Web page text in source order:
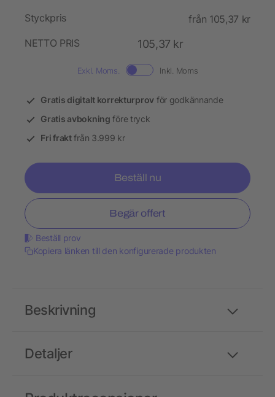
Styckpris
från 105,37 kr
NETTO PRIS
105,37 kr
Exkl. Moms. Inkl. Moms
Gratis digitalt korrekturprov för godkännande
Gratis avbokning före tryck
Fri fraktfrån 3.999 kr
Beställ nu
Begär offert
Beställ prov
Kopiera länken till den konfigurerade produkten
Detaljer
Beskrivning